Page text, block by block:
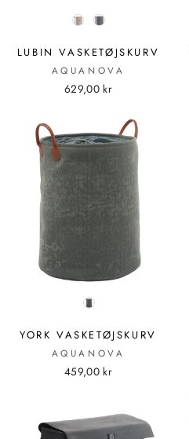
LUBIN VASKETØJSKURV
AQUANOVA
629,00 kr
YORK VASKETØJSKURV
AQUANOVA
459,00 kr